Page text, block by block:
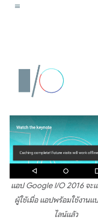
แอป Google I/O 2016 จะ
ผู้ใช้เมื่อ แอปพร้อมใช้งาน
ไลน์แล้ว